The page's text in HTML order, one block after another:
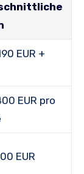
EUR +
EUR pro
EUR